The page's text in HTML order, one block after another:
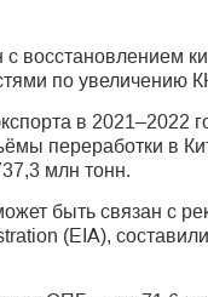
с восстановлением
по увеличению
в 2021–2022
переработки в
млн тонн.
быть связан с
(ЕIA),